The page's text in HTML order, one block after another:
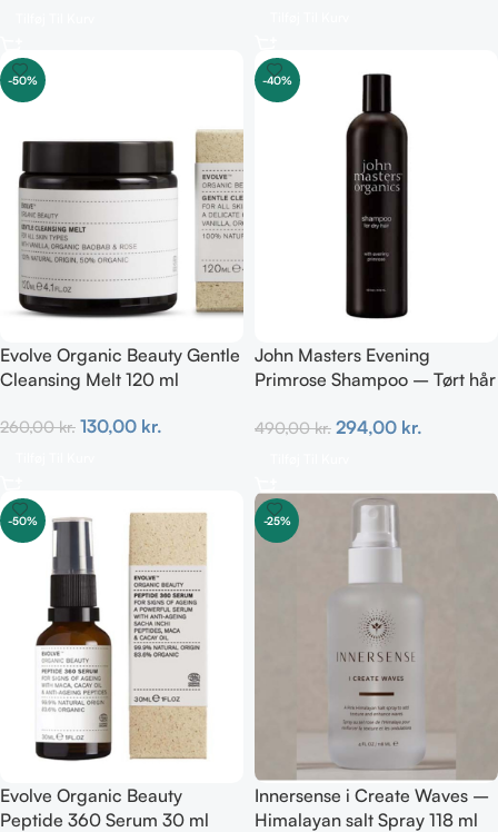
-50%
Evolve Organic Beauty Gentle
Cleansing Melt 120 ml
260,00kr. 130,00 kr.
-40%
John Masters Evening
Primrose Shampoo – Tørt hår
490,00kr. 294,00 kr.
-50%
Evolve Organic Beauty
Peptide 360 Serum 30 ml
-25%
Innersense i Create Waves –
Himalayan salt Spray 118 ml